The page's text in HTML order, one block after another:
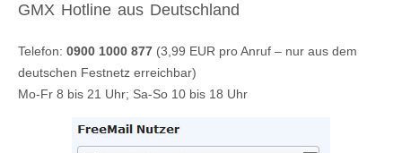
GMX Hotline aus Deutschland
Telefon: 0900 1000 877 (3,99 EUR pro Anruf – nur aus dem
deutschen Festnetz erreichbar)
Mo-Fr 8 bis 21 Uhr; Sa-So 10 bis 18 Uhr